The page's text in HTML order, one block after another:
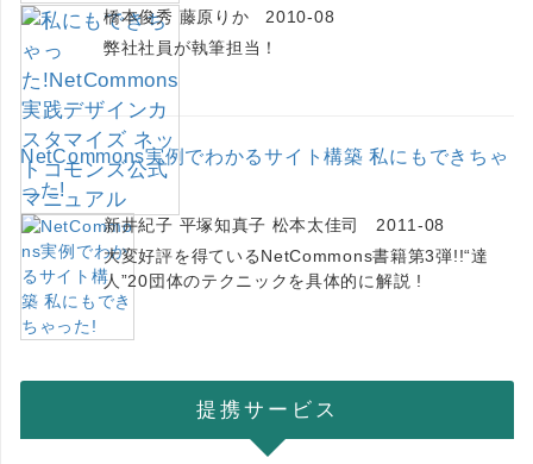
橋本俊秀 藤原りか 2010-08
弊社社員が執筆担当！
NetCommons実例でわかるサイト構築 私にもできちゃ
った!
新井紀子 平塚知真子 松本太佳司 2011-08
大変好評を得ているNetCommons書籍第3弾!!“達
人”20団体のテクニックを具体的に解説 !
提携サービス